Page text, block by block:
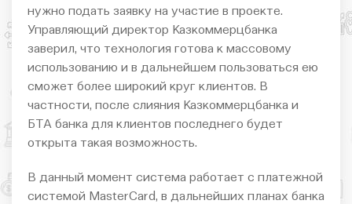
нужно подать заявку на участие в проекте.
Управляющий директор Казкоммерцбанка
заверил, что технология готова к массовому
использованию и в дальнейшем пользоваться ею
сможет более широкий круг клиентов. В
частности, после слияния Казкоммерцбанка и
БТА банка для клиентов последнего будет
открыта такая возможность.
В данный момент система работает с платежной
системой MasterCard, в дальнейших планах банка